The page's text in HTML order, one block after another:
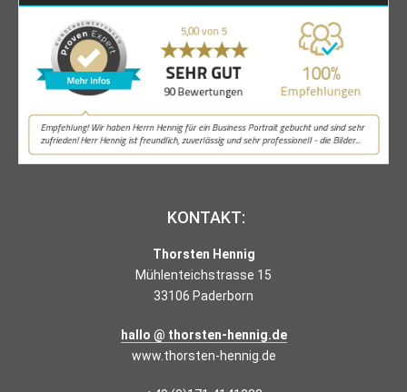
KONTAKT:
Thorsten Hennig
Mühlenteichstrasse 15
33106 Paderborn
hallo @ thorsten-hennig.de
www.thorsten-hennig.de